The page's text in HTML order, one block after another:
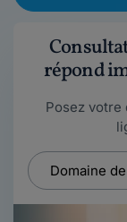
répond
Posez votre